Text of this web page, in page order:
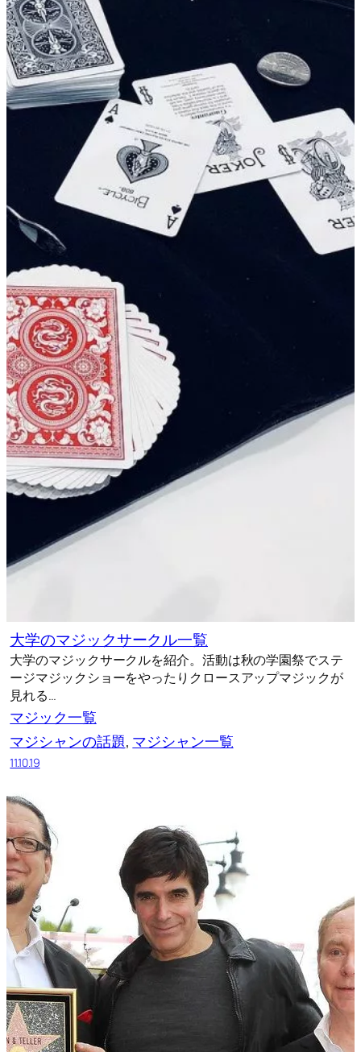
大学のマジックサークル一覧
大学のマジックサークルを紹介。活動は秋の学園祭でステ
ージマジックショーをやったりクロースアップマジックが
見れる…
マジック一覧
マジシャンの話題, マジシャン一覧
11.10.19